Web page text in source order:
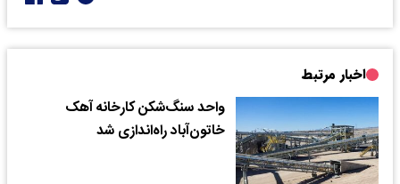
اخبار مرتبط
واحد سنگ‌شکن کارخانه آهک
خاتون‌آباد راه‌اندازی شد